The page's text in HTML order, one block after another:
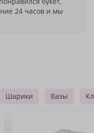
24 часов и мы
Шарики Вазы